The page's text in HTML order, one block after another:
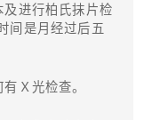
进行柏氏抹片检
间是月经过后五
Ｘ光检查。